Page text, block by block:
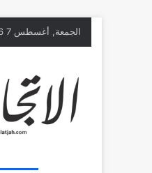
الجمعة, أغسطس 7 2026